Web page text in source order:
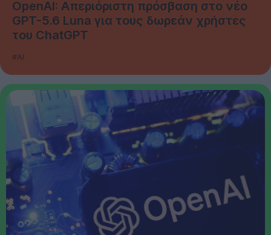
OpenAI: Απεριόριστη πρόσβαση στο νέο
GPT-5.6 Luna για τους δωρεάν χρήστες
του ChatGPT
#AI